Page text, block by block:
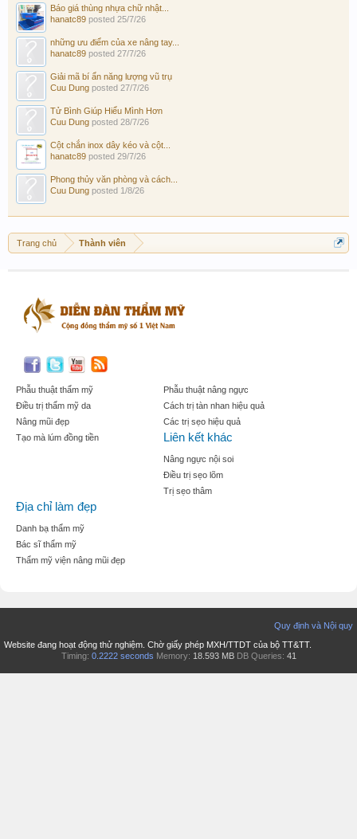
Báo giá thùng nhựa chữ nhật...
hanatc89 posted 25/7/26
những ưu điểm của xe nâng tay...
hanatc89 posted 27/7/26
Giải mã bí ẩn năng lượng vũ trụ
Cuu Dung posted 27/7/26
Tử Bình Giúp Hiểu Mình Hơn
Cuu Dung posted 28/7/26
Cột chắn inox dây kéo và cột...
hanatc89 posted 29/7/26
Phong thủy văn phòng và cách...
Cuu Dung posted 1/8/26
Trang chủ Thành viên
Phẫu thuật thẩm mỹ
Điều trị thẩm mỹ da
Nâng mũi đẹp
Tạo mà lúm đồng tiền
Phẫu thuật nâng ngực
Cách trị tàn nhan hiệu quả
Các trị sẹo hiệu quả
Liên kết khác
Nâng ngực nội soi
Điều trị sẹo lõm
Trị sẹo thâm
Địa chỉ làm đẹp
Danh bạ thẩm mỹ
Bác sĩ thẩm mỹ
Thẩm mỹ viện nâng mũi đẹp
Quy định và Nội quy
Website đang hoạt động thử nghiệm. Chờ giấy phép MXH/TTDT của bộ TT&TT.
Timing: 0.2222 seconds Memory: 18.593 MB DB Queries: 41